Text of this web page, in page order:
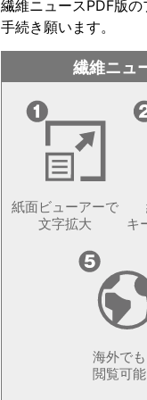
繊維ニュースPDF版
手続き願います。
繊維ニュ
紙面ビューアーで
文字拡大
キ
海外でも
閲覧可能